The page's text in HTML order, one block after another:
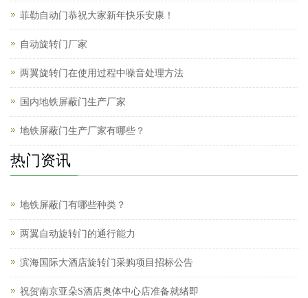
菲勒自动门恭祝大家新年快乐安康！
自动旋转门厂家
两翼旋转门在使用过程中噪音处理方法
国内地铁屏蔽门生产厂家
地铁屏蔽门生产厂家有哪些？
热门资讯
地铁屏蔽门有哪些种类？
两翼自动旋转门的通行能力
滨海国际大酒店旋转门采购项目招标公告
祝贺南京亚朵S酒店奥体中心店准备就绪即